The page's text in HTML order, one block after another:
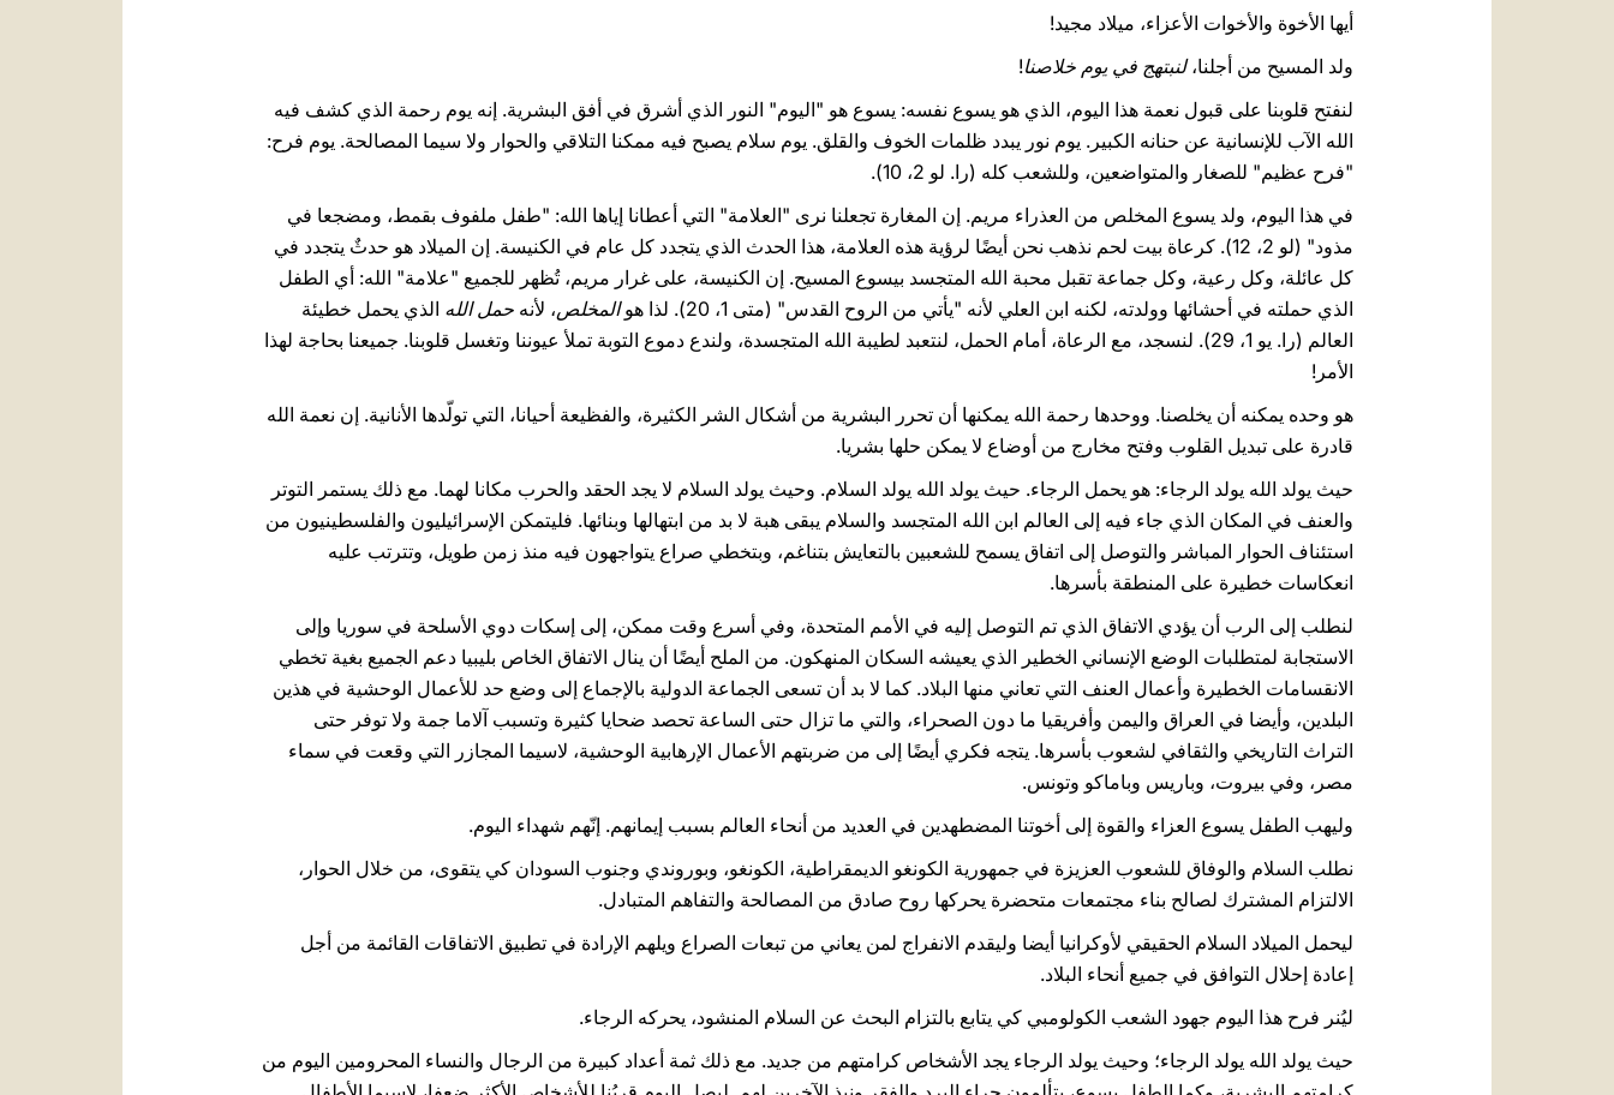
أيها الأخوة والأخوات الأعزاء، ميلاد مجيد!
ولد المسيح من أجلنا،لنبتهج في يوم خلاصنا!
لنفتح قلوبنا على قبول نعمة هذا اليوم، الذي هو يسوع نفسه: يسوع هو "اليوم" النور الذي أشرق في أفق البشرية. إنه يوم رحمة الذي كشف فيه
الله الآب للإنسانية عن حنانه الكبير. يوم نور يبدد ظلمات الخوف والقلق. يوم سلام يصبح فيه ممكنا التلاقي والحوار ولا سيما المصالحة. يوم فرح:
"فرح عظيم" للصغار والمتواضعين، وللشعب كله (را. لو 2، 10).
في هذا اليوم، ولد يسوع المخلص من العذراء مريم. إن المغارة تجعلنا نرى "العلامة" التي أعطانا إياها الله: "طفل ملفوف بقمط، ومضجعا في
مذود" (لو 2، 12). كرعاة بيت لحم نذهب نحن أيضًا لرؤية هذه العلامة، هذا الحدث الذي يتجدد كل عام في الكنيسة. إن الميلاد هو حدثٌ يتجدد في
كل عائلة، وكل رعية، وكل جماعة تقبل محبة الله المتجسد بيسوع المسيح. إن الكنيسة، على غرار مريم، تُظهر للجميع "علامة" الله: أي الطفل
الذي حملته في أحشائها وولدته، لكنه ابن العلي لأنه "يأتي من الروح القدس" (متى 1، 20). لذا هو
المخلص، لأنه حمل الله الذي يحمل خطيئة
العالم (را. يو 1، 29). لنسجد، مع الرعاة، أمام الحمل، لنتعبد لطيبة الله المتجسدة، ولندع دموع التوبة تملأ عيوننا وتغسل قلوبنا. جميعنا بحاجة لهذا
الأمر!
هو وحده يمكنه أن يخلصنا. ووحدها رحمة الله يمكنها أن تحرر البشرية من أشكال الشر الكثيرة، والفظيعة أحيانا، التي تولّدها الأنانية. إن نعمة الله
قادرة على تبديل القلوب وفتح مخارج من أوضاع لا يمكن حلها بشريا.
حيث يولد الله يولد الرجاء: هو يحمل الرجاء. حيث يولد الله يولد السلام. وحيث يولد السلام لا يجد الحقد والحرب مكانا لهما. مع ذلك يستمر التوتر
والعنف في المكان الذي جاء فيه إلى العالم ابن الله المتجسد والسلام يبقى هبة لا بد من ابتهالها وبنائها. فليتمكن الإسرائيليون والفلسطينيون من
استئناف الحوار المباشر والتوصل إلى اتفاق يسمح للشعبين بالتعايش بتناغم، وبتخطي صراع يتواجهون فيه منذ زمن طويل، وتترتب عليه
انعكاسات خطيرة على المنطقة بأسرها.
لنطلب إلى الرب أن يؤدي الاتفاق الذي تم التوصل إليه في الأمم المتحدة، وفي أسرع وقت ممكن، إلى إسكات دوي الأسلحة في سوريا وإلى
الاستجابة لمتطلبات الوضع الإنساني الخطير الذي يعيشه السكان المنهكون. من الملح أيضًا أن ينال الاتفاق الخاص بليبيا دعم الجميع بغية تخطي
الانقسامات الخطيرة وأعمال العنف التي تعاني منها البلاد. كما لا بد أن تسعى الجماعة الدولية بالإجماع إلى وضع حد للأعمال الوحشية في هذين
البلدين، وأيضا في العراق واليمن وأفريقيا ما دون الصحراء، والتي ما تزال حتى الساعة تحصد ضحايا كثيرة وتسبب آلاما جمة ولا توفر حتى
التراث التاريخي والثقافي لشعوب بأسرها. يتجه فكري أيضًا إلى من ضربتهم الأعمال الإرهابية الوحشية، لاسيما المجازر التي وقعت في سماء
مصر، وفي بيروت، وباريس وباماكو وتونس.
وليهب الطفل يسوع العزاء والقوة إلى أخوتنا المضطهدين في العديد من أنحاء العالم بسبب إيمانهم. إنّهم شهداء اليوم.
نطلب السلام والوفاق للشعوب العزيزة في جمهورية الكونغو الديمقراطية، الكونغو، وبوروندي وجنوب السودان كي يتقوى، من خلال الحوار،
الالتزام المشترك لصالح بناء مجتمعات متحضرة يحركها روح صادق من المصالحة والتفاهم المتبادل.
ليحمل الميلاد السلام الحقيقي لأوكرانيا أيضا وليقدم الانفراج لمن يعاني من تبعات الصراع ويلهم الإرادة في تطبيق الاتفاقات القائمة من أجل
إعادة إحلال التوافق في جميع أنحاء البلاد.
ليُنر فرح هذا اليوم جهود الشعب الكولومبي كي يتابع بالتزام البحث عن السلام المنشود، يحركه الرجاء.
حيث يولد الله يولد الرجاء؛ وحيث يولد الرجاء يجد الأشخاص كرامتهم من جديد. مع ذلك ثمة أعداد كبيرة من الرجال والنساء المحرومين اليوم من